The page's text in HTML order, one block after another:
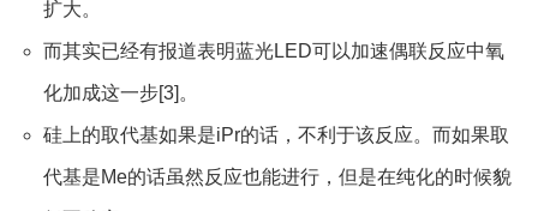
扩大。
而其实已经有报道表明蓝光LED可以加速偶联反应中氧
化加成这一步[3]。
硅上的取代基如果是iPr的话，不利于该反应。而如果取
代基是Me的话虽然反应也能进行，但是在纯化的时候貌